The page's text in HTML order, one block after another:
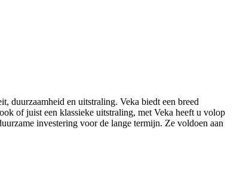
duurzaamheid en uitstraling. Veka biedt een breed
of juist een klassieke uitstraling, met Veka heeft u volop
investering voor de lange termijn. Ze voldoen aan